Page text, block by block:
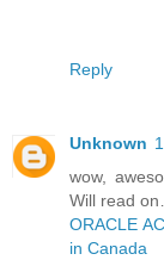
Reply
Unknown
wow,
Will read
ORACLE
in Canada